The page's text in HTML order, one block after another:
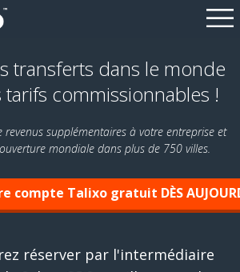
transferts dans le monde
commissionnables !
revenus supplémentaires à votre entreprise et
mondiale dans plus de 750 villes.
compte Talixo gratuit DÈS
réserver par l'intermédiaire